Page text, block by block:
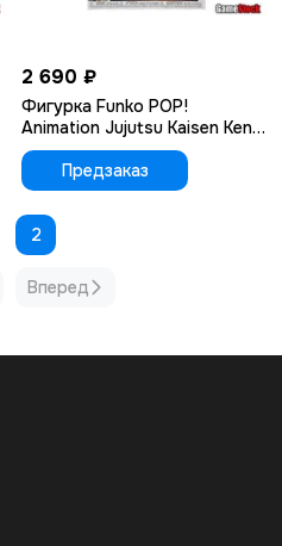
2 690 ₽
Фигурка Funko POP!
Animation Jujutsu Kaisen Kento
Nanami (Punch) (Exc) (2129)
Предзаказ
2
Вперед